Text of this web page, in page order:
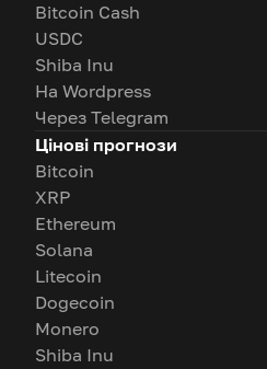
Bitcoin Cash
USDC
Shiba Inu
На Wordpress
Через Telegram
Цінові прогнози
Bitcoin
XRP
Ethereum
Solana
Litecoin
Dogecoin
Monero
Shiba Inu